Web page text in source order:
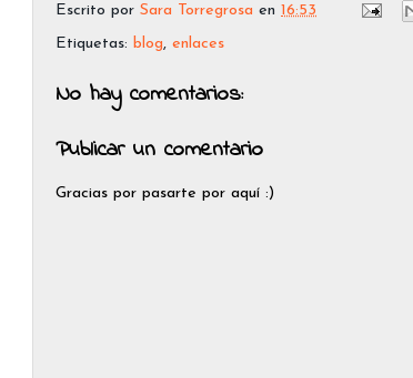
Escrito por Sara Torregrosa en 16:53
Etiquetas: blog, enlaces
No hay comentarios:
Publicar un comentario
Gracias por pasarte por aquí :)